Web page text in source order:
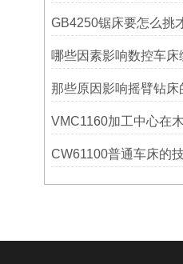
GB4250锯床要怎么挑
那些原因影响摇臂钻床